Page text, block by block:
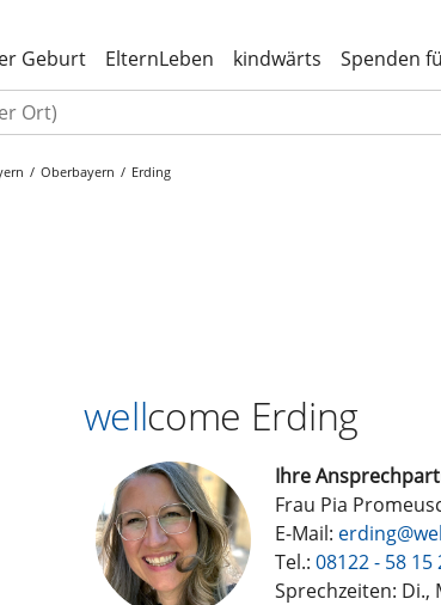
Geburt ElternLeben kindwärts Spenden
Oberbayern Erding
wellcome Erding
Ihre
Frau Pia
E-Mail:
Tel.: 08122 - 58 15
Sprechzeiten: